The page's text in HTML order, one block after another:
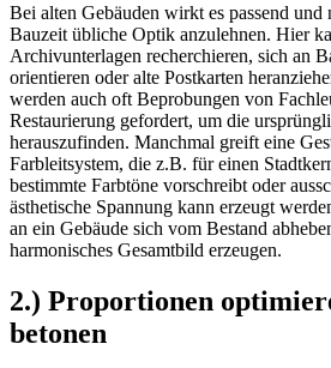
Bei alten Gebäuden wirkt es passend
Bauzeit übliche Optik anzulehnen. Hier
Archivunterlagen recherchieren, sich an
orientieren oder alte Postkarten
werden auch oft Beprobungen von
Restaurierung gefordert, um die
herauszufinden. Manchmal greift eine
Farbleitsystem, die z.B. für einen
bestimmte Farbtöne vorschreibt oder
ästhetische Spannung kann erzeugt
an ein Gebäude sich vom Bestand
harmonisches Gesamtbild erzeugen.
2.) Proportionen
betonen